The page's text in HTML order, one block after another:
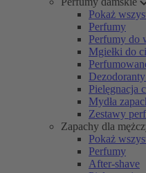
Pokaż
Perfumy
Perfumy do
Mgiełki do
Pielęgnacja
Mydła
Zestawy
Zapachy dla
Pokaż
Perfumy
After-shave